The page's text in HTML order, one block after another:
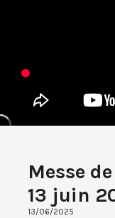
Messe
13 juin
13/06/2025